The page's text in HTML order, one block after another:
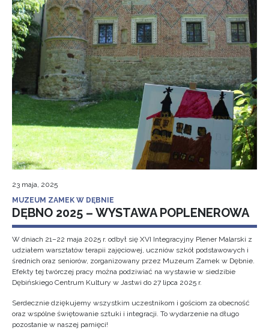
23 maja, 2025
MUZEUM ZAMEK W DĘBNIE
DĘBNO 2025 – WYSTAWA POPLENEROWA
W dniach 21–22 maja 2025 r. odbył się XVI Integracyjny Plener Malarski z
udziałem warsztatów terapii zajęciowej, uczniów szkół podstawowych i
średnich oraz seniorów, zorganizowany przez Muzeum Zamek w Dębnie.
Efekty tej twórczej pracy można podziwiać na wystawie w siedzibie
Dębińskiego Centrum Kultury w Jastwi do 27 lipca 2025 r.
Serdecznie dziękujemy wszystkim uczestnikom i gościom za obecność
oraz wspólne świętowanie sztuki i integracji. To wydarzenie na długo
pozostanie w naszej pamięci!